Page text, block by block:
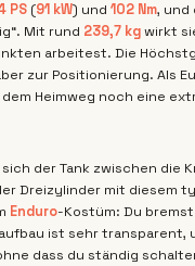
PS (91 kW) und 102 Nm, und
Mit rund 239,7 kgwirkt
arbeitest. Die
zur Positionierung. Als
Heimweg noch eine
der Tank zwischen die
Dreizylinder mit
Enduro-Kostüm: Du
ist sehr
dass du ständig